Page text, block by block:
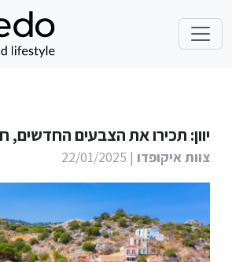
יוון: תכירו את הצבעים החדשים,
צוות איקופדו | 22/01/2025